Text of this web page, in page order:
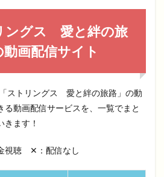
ングス 愛と絆の旅
画配信サイト
ストリングス 愛と絆の旅路」の動
る動画配信サービスを、一覧でまと
ます！
聴 ✕：配信なし